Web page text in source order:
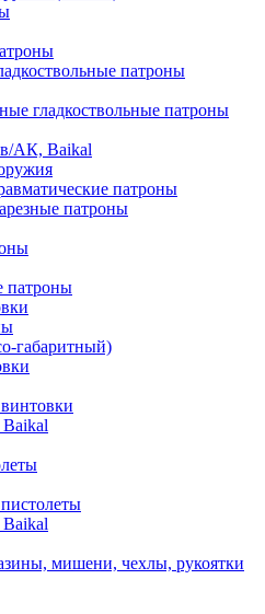
патроны
гладкоствольные патроны
АК, Baikal
патроны
патроны
габаритный)
мишени, чехлы, рукоятки